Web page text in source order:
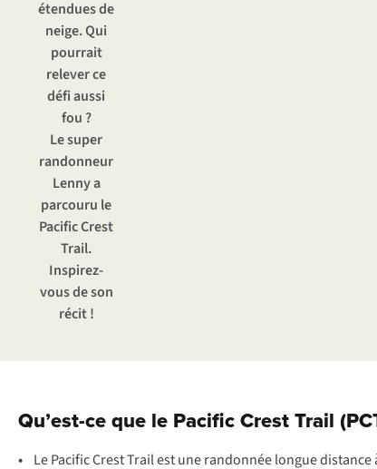
étendues de
neige. Qui
pourrait
relever ce
défi aussi
fou ?
Le super
randonneur
Lenny a
parcouru le
Pacific Crest
Trail.
Inspirez-
vous de son
récit !
Qu’est-ce que le Pacific Crest Trail
• LePacificCrestTrailestunerandonnéelonguedistance